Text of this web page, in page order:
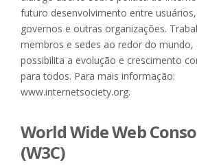
futuro desenvolvimento entre
governos e outras organizações.
membros e sedes ao redor do mundo,
possibilita a evolução e crescimento
para todos. Para mais informação:
www.internetsociety.org.
World Wide Web
(W3C)